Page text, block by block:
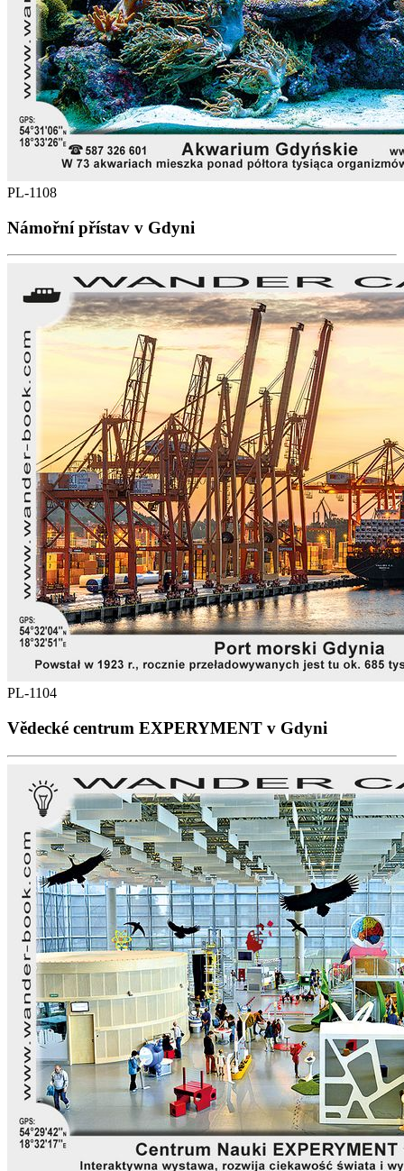
PL-1108
Námořní přístav v Gdyni
PL-1104
Vědecké centrum EXPERYMENT v Gdyni